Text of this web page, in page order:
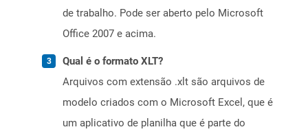
de trabalho. Pode ser aberto pelo Microsoft
Office 2007 e acima.
Qual é o formato XLT?
Arquivos com extensão .xlt são arquivos de
modelo criados com o Microsoft Excel, que é
um aplicativo de planilha que é parte do